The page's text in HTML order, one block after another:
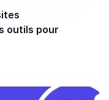
outils pour